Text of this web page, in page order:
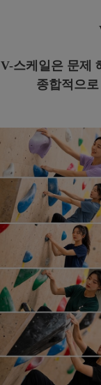
V-스케일은 문제
종합적으